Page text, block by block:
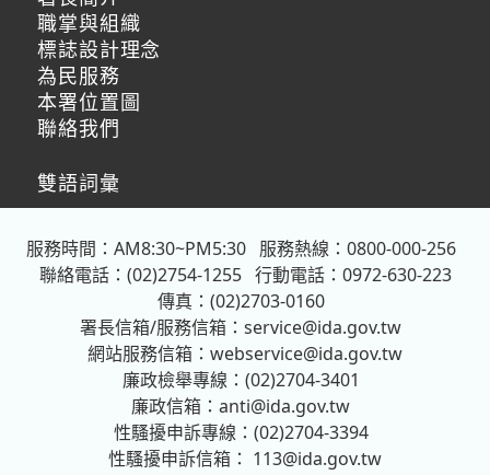
職掌與組織
標誌設計理念
為民服務
本署位置圖
聯絡我們
雙語詞彙
服務時間：AM8:30~PM5:30
服務熱線：0800-000-256
聯絡電話：(02)2754-1255 行動電話：0972-630-223
傳真：(02)2703-0160
署長信箱/服務信箱： service@ida.gov.tw
網站服務信箱： webservice@ida.gov.tw
廉政檢舉專線：(02)2704-3401
廉政信箱： anti@ida.gov.tw
性騷擾申訴專線：(02)2704-3394
性騷擾申訴信箱： 113@ida.gov.tw